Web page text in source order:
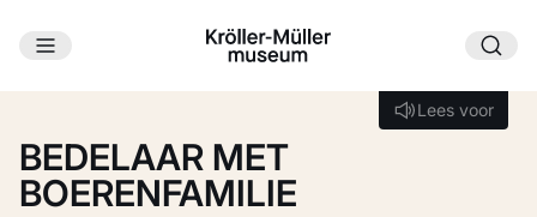
Ga naar hoofdinhoud
Lees voor
Lees voor
BEDELAAR MET
BOERENFAMILIE